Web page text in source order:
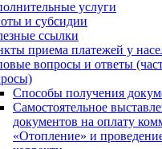
услуги
и субсидии
ссылки
приема платежей у
вопросы и ответы
Способы получения
Самостоятельное
документов на оплату
«Отопление» и